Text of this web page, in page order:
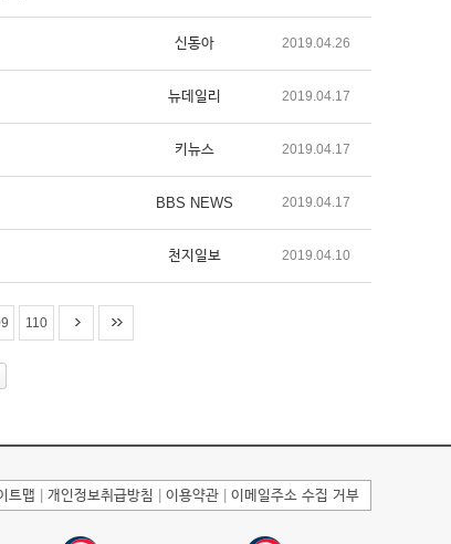
신동아 2019.04.26
뉴데일리 2019.04.17
키뉴스 2019.04.17
BBS NEWS 2019.04.17
천지일보 2019.04.10
110
트맵 개인정보취급방침 이용약관 이메일주소 수집 거부